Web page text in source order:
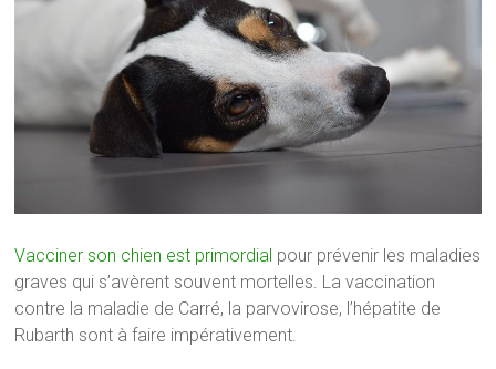
Vacciner son chien est primordial pour prévenir les maladies
graves qui s’avèrent souvent mortelles. La vaccination
contre la maladie de Carré, la parvovirose, l’hépatite de
Rubarth sont à faire impérativement.